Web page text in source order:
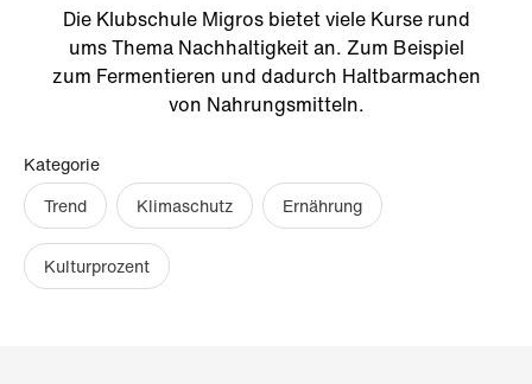
Die Klubschule Migros bietet viele Kurse rund
ums Thema Nachhaltigkeit an. Zum Beispiel
zum Fermentieren und dadurch Haltbarmachen
von Nahrungsmitteln.
Kategorie
Trend
Klimaschutz Ernährung
Kulturprozent